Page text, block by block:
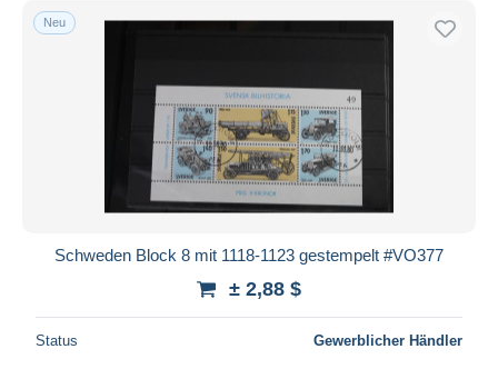
Neu
Schweden Block 8 mit 1118-1123 gestempelt #VO377
± 2,88 $
Status Gewerblicher Händler